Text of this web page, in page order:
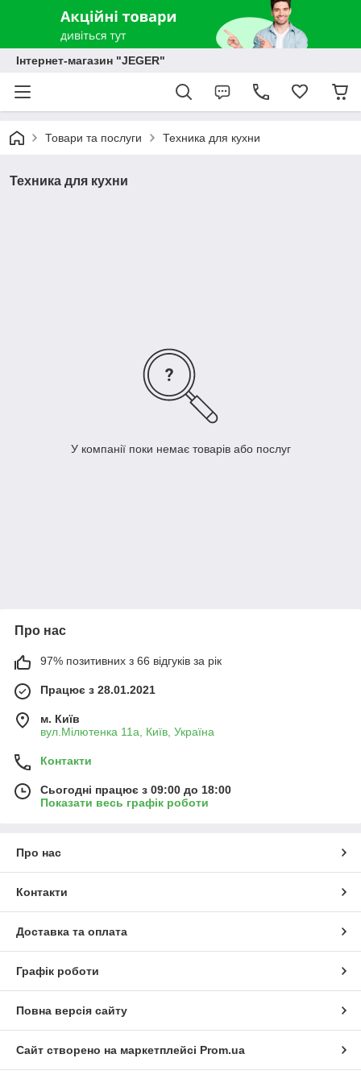
Інтернет-магазин "JEGER"
Товари та послуги Техника для кухни
Техника для кухни
У компанії поки немає товарів або послуг
Про нас
97% позитивних з 66 відгуків за рік
Працює з 28.01.2021
м. Київ
вул.Мілютенка 11а, Київ, Україна
Контакти
Сьогодні працює з 09:00 до 18:00
Показати весь графік роботи
Про нас
Контакти
Доставка та оплата
Графік роботи
Повна версія сайту
Сайт створено на маркетплейсі Prom.ua